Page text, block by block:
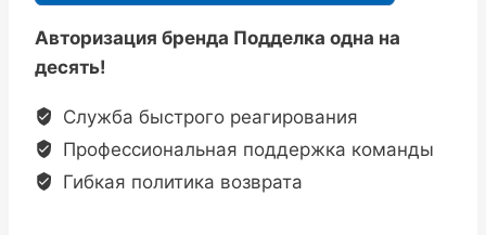
BPT13SX/BPT13AX
黄
疏
水
阀
Авторизация бренда Подделка одна на
десять!
Служба быстрого реагирования
Профессиональная поддержка команды
Гибкая политика возврата